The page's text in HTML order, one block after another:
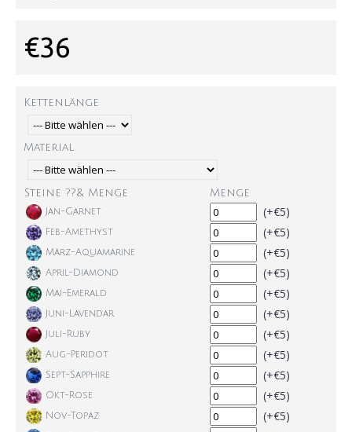
€36
Kettenlänge
Material
Steine ??& Menge Menge
Jan-Garnet (+€5)
Feb-Amethyst (+€5)
März-Aquamarine (+€5)
April-Diamond (+€5)
Mai-Emerald (+€5)
Juni-Lavendar (+€5)
Juli-Ruby (+€5)
Aug-Peridot (+€5)
Sept-Sapphire (+€5)
Okt-Rose (+€5)
Nov-Topaz (+€5)